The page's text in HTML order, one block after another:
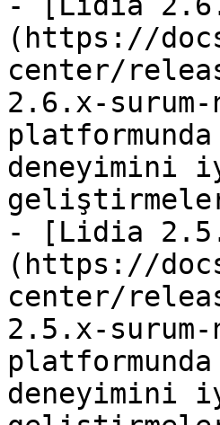
(https://
center/
2.6.x-
deneyimini
- [Lidia
(https://
center/
2.5.x-
deneyimini